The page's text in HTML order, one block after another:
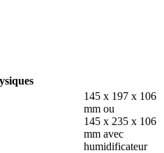
145 x 197 x 106
mm ou
145 x 235 x 106
mm avec
humidificateur